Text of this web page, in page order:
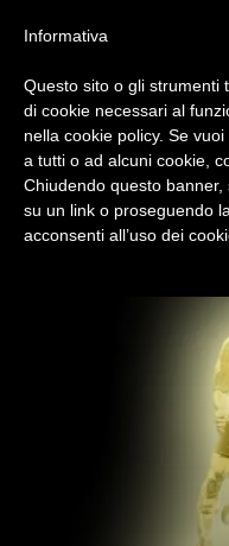
Home Premio Ricardo
2023/24
Tutto quanto occorre
2023/24, solo su Milan
Informativa
Questo sito o gli strumenti
di cookie necessari al
nella cookie policy. Se
a tutti o ad alcuni cookie,
Chiudendo questo
su un link o proseguendo
acconsenti all’uso dei